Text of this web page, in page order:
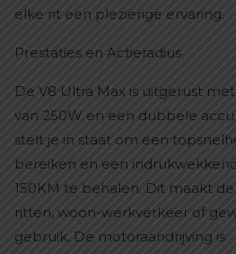
elke rit een plezierige ervaring.
Prestaties en Actieradius
De V8 Ultra Max is uitgerust
van 250W en een dubbele
stelt je in staat om een
bereiken en een
150KM te behalen. Dit maakt
ritten, woon-werkverkeer of
gebruik. De motoraandrijving is